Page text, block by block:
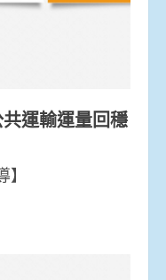
運輸運量回穩